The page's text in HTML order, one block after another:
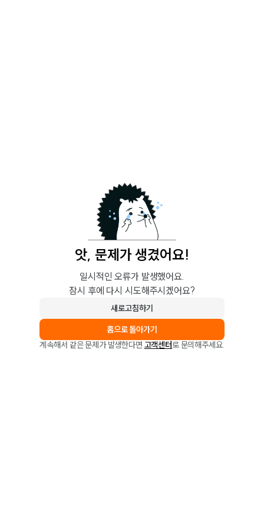
앗, 문제가 생겼어요!
일시적인 오류가 발생했어요.
잠시 후에 다시 시도해주시겠어요?
새로고침하기
홈으로 돌아가기
계속해서 같은 문제가 발생한다면 고객센터로 문의해주세요.